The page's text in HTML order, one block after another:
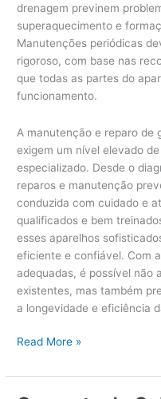
drenagem previnem
superaquecimento e
Manutenções periódicas
rigoroso, com base nas
que todas as partes do
funcionamento.
A manutenção e reparo de
exigem um nível elevado
especializado. Desde o
reparos e manutenção
conduzida com cuidado e
qualificados e bem
esses aparelhos
eficiente e confiável. Com
adequadas, é possível não
existentes, mas também
a longevidade e eficiência
Reparos
Geladeiras
Bosch
Read More »